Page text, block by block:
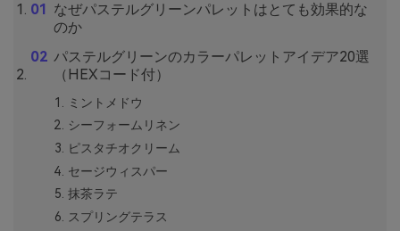
なぜパステルグリーンパレットはとても効果的な
のか
パステルグリーンのカラーパレットアイデア20選
（HEXコード付）
ミントメドウ
シーフォームリネン
ピスタチオクリーム
セージウィスパー
抹茶ラテ
スプリングテラス